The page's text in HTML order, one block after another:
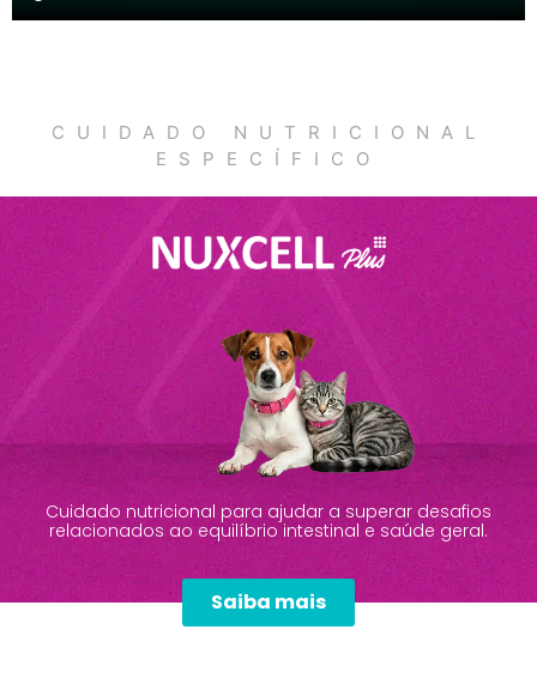
CUIDADO NUTRICIONAL
ESPECÍFICO
Cuidado nutricional para ajudar a superar desafios
relacionados ao equilíbrio intestinal e saúde geral.
Saiba mais